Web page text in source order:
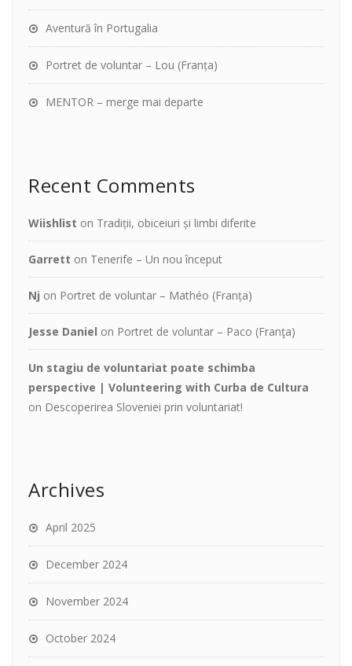
Aventură în Portugalia
Portret de voluntar – Lou (Franța)
MENTOR – merge mai departe
Recent Comments
Wiishlist on Tradiții, obiceiuri și limbi diferite
Garrett on Tenerife – Un nou început
Nj on Portret de voluntar – Mathéo (Franța)
Jesse Daniel on Portret de voluntar – Paco (Franţa)
Un stagiu de voluntariat poate schimba
perspective | Volunteering with Curba de Cultura
on Descoperirea Sloveniei prin voluntariat!
Archives
April 2025
December 2024
November 2024
October 2024